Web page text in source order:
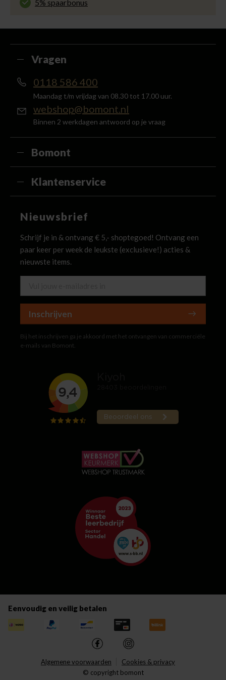
5% spaarbonus
Vragen
0118 586 400
Maandag t/m vrijdag van 08.30 tot 17.00 uur.
webshop@bomont.nl
Binnen 2 werkdagen antwoord op je vraag
Bomont
Klantenservice
Nieuwsbrief
Schrijf je in & ontvang € 5,- shoptegoed! Ontvang een
paar keer per week de leukste (exclusieve!) acties &
nieuwste items.
Inschrijven
Bij het inschrijven ga je akkoord met het ontvangen van commerciële
e-mails van Bomont.
Eenvoudig en veilig betalen
Algemene voorwaarden
Cookies & privacy
© copyright bomont